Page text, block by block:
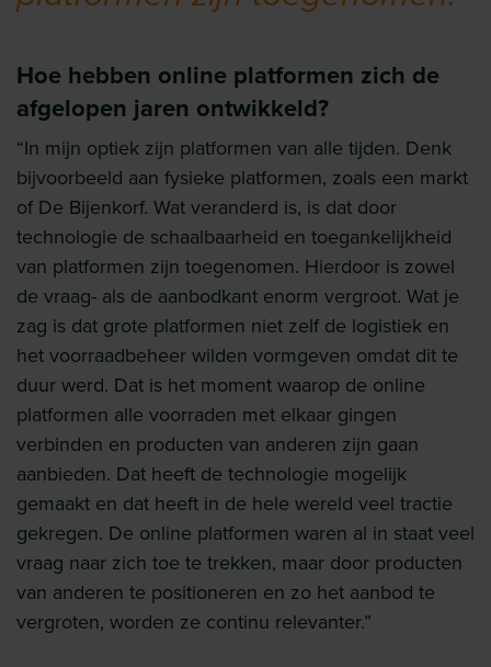
Hoe hebben online platformen zich de
afgelopen jaren ontwikkeld?
“In mijn optiek zijn platformen van alle tijden. Denk
bijvoorbeeld aan fysieke platformen, zoals een markt
of De Bijenkorf. Wat veranderd is, is dat door
technologie de schaalbaarheid en toegankelijkheid
van platformen zijn toegenomen. Hierdoor is zowel
de vraag- als de aanbodkant enorm vergroot. Wat je
zag is dat grote platformen niet zelf de logistiek en
het voorraadbeheer wilden vormgeven omdat dit te
duur werd. Dat is het moment waarop de online
platformen alle voorraden met elkaar gingen
verbinden en producten van anderen zijn gaan
aanbieden. Dat heeft de technologie mogelijk
gemaakt en dat heeft in de hele wereld veel tractie
gekregen. De online platformen waren al in staat veel
vraag naar zich toe te trekken, maar door producten
van anderen te positioneren en zo het aanbod te
vergroten, worden ze continu relevanter.”